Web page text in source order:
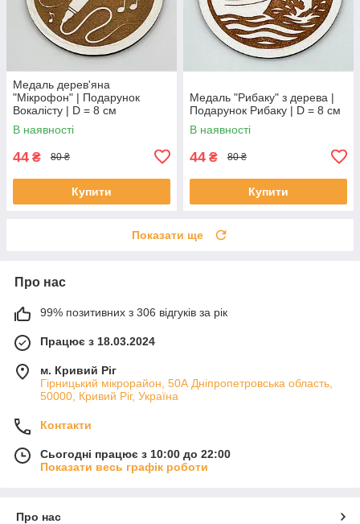
Медаль дерев'яна
"Мікрофон" | Подарунок
Вокалісту | D = 8 см
В наявності
44 ₴ 80 ₴
Купити
Медаль "Рибаку" з дерева |
Подарунок Рибаку | D = 8 см
В наявності
44 ₴ 80 ₴
Купити
Показати ще
Про нас
99% позитивних з 306 відгуків за рік
Працює з 18.03.2024
м. Кривий Ріг
Гірницький мікрорайон, 50А Дніпропетровська область,
50000, Кривий Ріг, Україна
Контакти
Сьогодні працює з 10:00 до 22:00
Показати весь графік роботи
Про нас